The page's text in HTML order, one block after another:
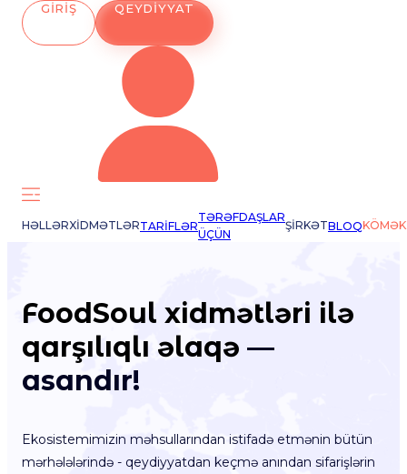
GIRIŞ QEYDIYYAT
HƏLLƏRXIDMƏTLƏRTARIFLƏR
TƏRƏFDAŞLAR
ÜÇÜN
ŞIRKƏTBLOQKÖMƏK
FoodSoul xidmətləri ilə
qarşılıqlı əlaqə —
asandır!
Ekosistemimizin məhsullarından istifadə etmənin bütün
mərhələlərində - qeydiyyatdan keçmə anından sifarişlərin